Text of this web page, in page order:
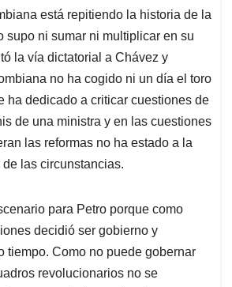
está repitiendo la historia de la
supo ni sumar ni multiplicar en su
la vía dictatorial a Chávez y
no ha cogido ni un día el toro
ha dedicado a criticar cuestiones de
de una ministra y en las cuestiones
las reformas no ha estado a la
las circunstancias.
para Petro porque como
decidió ser gobierno y
tiempo. Como no puede gobernar
revolucionarios no se